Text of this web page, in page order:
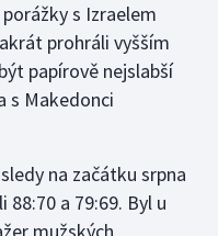
s Izraelem
prohráli vyšším
papírově nejslabší
s Makedonci
na začátku srpna
88:70 a 79:69. Byl u